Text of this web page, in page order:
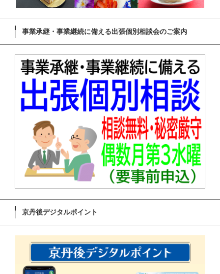
事業承継・事業継続に備える出張個別相談会のご案内
京丹後デジタルポイント